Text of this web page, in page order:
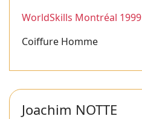
WorldSkills Montréal 1999
Coiffure Homme
Joachim NOTTE